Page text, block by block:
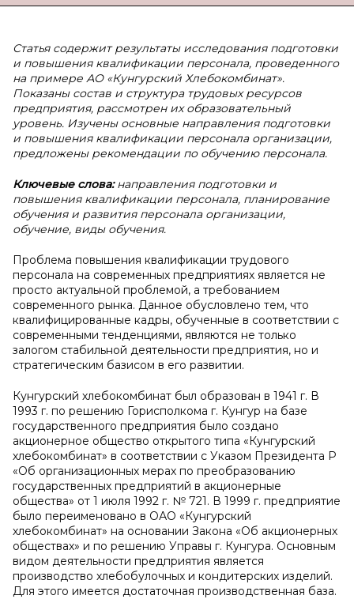
Статья содержит результаты исследования подготовки
и повышения квалификации персонала, проведенного
на примере АО «Кунгурский Хлебокомбинат».
Показаны состав и структура трудовых ресурсов
предприятия, рассмотрен их образовательный
уровень. Изучены основные направления подготовки
и повышения квалификации персонала организации,
предложены рекомендации по обучению персонала.
Ключевые слова:направления подготовки и
повышения квалификации персонала, планирование
обучения и развития персонала организации,
обучение, виды обучения.
Проблема повышения квалификации трудового
персонала на современных предприятиях является не
просто актуальной проблемой, а требованием
современного рынка. Данное обусловлено тем, что
квалифицированные кадры, обученные в соответствии с
современными тенденциями, являются не только
залогом стабильной деятельности предприятия, но и
стратегическим базисом в его развитии.
Кунгурский хлебокомбинат был образован в 1941 г. В
1993 г. по решению Горисполкома г. Кунгур на базе
государственного предприятия было создано
акционерное общество открытого типа «Кунгурский
хлебокомбинат» в соответствии с Указом Президента Р
«Об организационных мерах по преобразованию
государственных предприятий в акционерные
общества» от 1 июля 1992 г. № 721. В 1999 г. предприятие
было переименовано в ОАО «Кунгурский
хлебокомбинат» на основании Закона «Об акционерных
обществах» и по решению Управы г. Кунгура. Основным
видом деятельности предприятия является
производство хлебобулочных и кондитерских изделий.
Для этого имеется достаточная производственная база.